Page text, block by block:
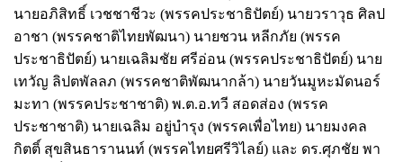
นายอภิสิทธิ์ เวชชาชีวะ (พรรคประชาธิปัตย์) นายวราวุธ ศิลป
อาชา (พรรคชาติไทยพัฒนา) นายชวน หลีกภัย (พรรค
ประชาธิปัตย์) นายเฉลิมชัย ศรีอ่อน (พรรคประชาธิปัตย์) นาย
เทวัญ ลิปตพัลลภ (พรรคชาติพัฒนากล้า) นายวันมูหะมัดนอร์
มะทา (พรรคประชาชาติ) พ.ต.อ.ทวี สอดส่อง (พรรค
ประชาชาติ) นายเฉลิม อยู่บำรุง (พรรคเพื่อไทย) นายมงคล
กิตติ์ สุขสินธารานนท์ (พรรคไทยศรีวิไลย์) และ ดร.ศุภชัย พา